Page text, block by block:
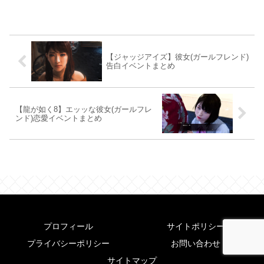
【ジャッジアイズ】彼女(ガールフレンド)
告白イベントまとめ
【龍が如く8】エッッな彼女(ガールフレ
ンド)恋愛イベントまとめ
プロフィール
サイトポリシー
プライバシーポリシー
お問い合わせ
サイトマップ